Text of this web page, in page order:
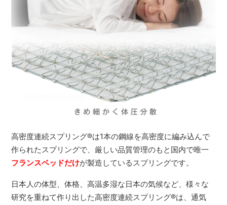
高密度連続スプリング®は1本の鋼線を高密度に編み込んで
作られたスプリングで、厳しい品質管理のもと国内で唯一
フランスベッドだけが製造しているスプリングです。
日本人の体型、体格、高温多湿な日本の気候など、様々な
研究を重ねて作り出した高密度連続スプリング®は、通気